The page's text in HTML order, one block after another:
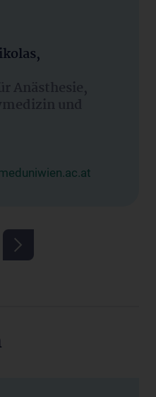
Anästhesie,
und